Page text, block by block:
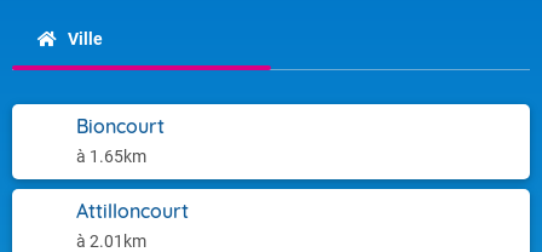
Ville
Bioncourt
à 1.65km
Attilloncourt
à 2.01km